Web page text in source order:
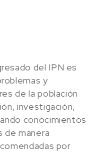
del IPN es
y
de la población
investigación,
conocimientos
manera
por